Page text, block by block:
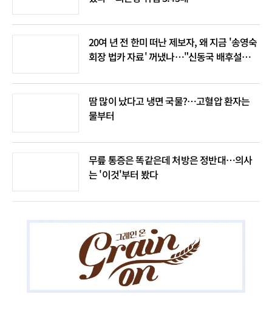
20여 년 전 한미 떠난 제보자, 왜 지금 '송영숙
회장 법카 자료' 꺼냈나…"신동국 배후설은
땀 많이 났다고 냉면 국물?…고혈압 환자는
물부터
무릎 통증은 똑같은데 처방은 정반대…의사
는 '이것'부터 봤다